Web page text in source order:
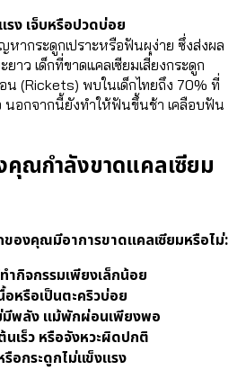
รง เจ็บหรือปวดบ่อย
หากระดูกเปราะหรือฟันผุง่าย ซึ่งส่งผล
ยาว เด็กที่ขาดแคลเซียมเสี่ยงกระดูก
น (Rickets) พบในเด็กไทยถึง 70% ที่
นอกจากนี้ยังทำให้ฟันขึ้นช้า เคลือบฟัน
คุณกำลังขาดแคลเซียม
ของคุณมีอาการขาดแคลเซียมหรือไม่:
ำกิจกรรมเพียงเล็กน้อย
หรือเป็นตะคริวบ่อย
มีพลัง แม้พักผ่อนเพียงพอ
นเร็ว หรือจังหวะผิดปกติ
อกระดูกไม่แข็งแรง